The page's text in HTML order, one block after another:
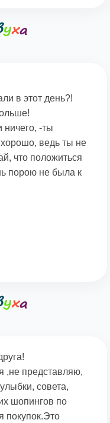
в этот день?!
-ты
ведь ты не
что положиться
порою не была к
,не представляю,
совета,
шопингов по
покупок.Это